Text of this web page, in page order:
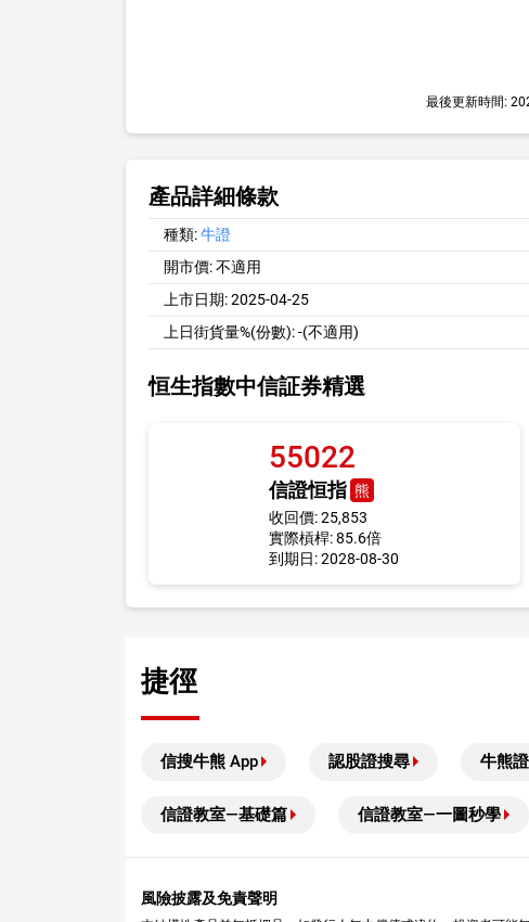
最後更新時間:
產品詳細條款
種類:牛證
開市價:不適用
上市日期:2025-04-25
上日街貨量%(份數):-(不適用)
恒生指數中信証券精選
55022
信證恒指 熊
收回價: 25,853
實際槓桿: 85.6倍
到期日: 2028-08-30
捷徑
信搜牛熊 App 認股證搜尋 牛熊
信證教室—基礎篇 信證教室—一圖秒學
風險披露及免責聲明